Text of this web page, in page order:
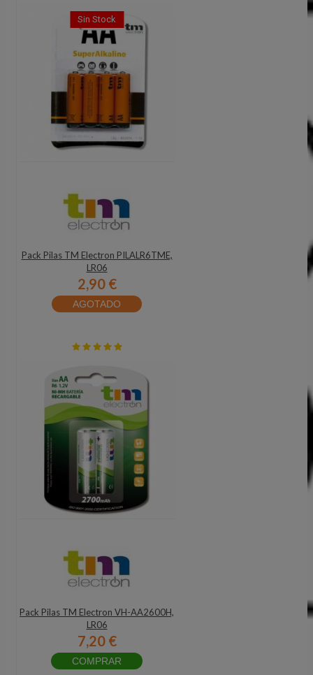
Sin Stock
Pack Pilas TM Electron PILALR6TME,
LR06
2,90 €
AGOTADO
Pack Pilas TM Electron VH-AA2600H,
LR06
7,20 €
COMPRAR